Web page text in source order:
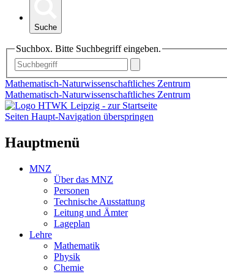
Suche
Suchbox. Bitte Suchbegriff eingeben.
Mathematisch-Naturwissenschaftliches Zentrum
Mathematisch-Naturwissenschaftliches Zentrum
Seiten Haupt-Navigation überspringen
Hauptmenü
MNZ
Über das MNZ
Personen
Technische Ausstattung
Leitung und Ämter
Lageplan
Lehre
Mathematik
Physik
Chemie